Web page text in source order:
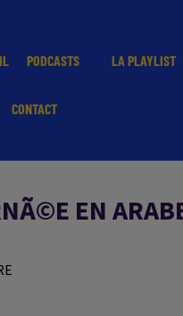
PODCASTS LA PLAYLIST
CONTACT
EN